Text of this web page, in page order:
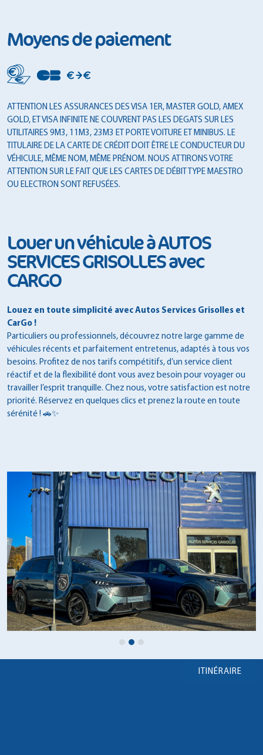
Moyens de paiement
ATTENTION LES ASSURANCES DES VISA 1ER, MASTER GOLD, AMEX
GOLD, ET VISA INFINITE NE COUVRENT PAS LES DEGATS SUR LES
UTILITAIRES 9M3, 11M3, 23M3 ET PORTE VOITURE ET MINIBUS. LE
TITULAIRE DE LA CARTE DE CRÉDIT DOIT ÊTRE LE CONDUCTEUR DU
VÉHICULE, MÊME NOM, MÊME PRÉNOM. NOUS ATTIRONS VOTRE
ATTENTION SUR LE FAIT QUE LES CARTES DE DÉBIT TYPE MAESTRO
OU ELECTRON SONT REFUSÉES.
Louer un véhicule à AUTOS
SERVICES GRISOLLES avec
CARGO
Louez en toute simplicité avec Autos Services Grisolles et
CarGo !
Particuliers ou professionnels, découvrez notre large gamme de
véhicules récents et parfaitement entretenus, adaptés à tous vos
besoins. Profitez de nos tarifs compétitifs, d’un service client
réactif et de la flexibilité dont vous avez besoin pour voyager ou
travailler l’esprit tranquille. Chez nous, votre satisfaction est notre
priorité. Réservez en quelques clics et prenez la route en toute
sérénité ! 🚗✨
ITINÉRAIRE